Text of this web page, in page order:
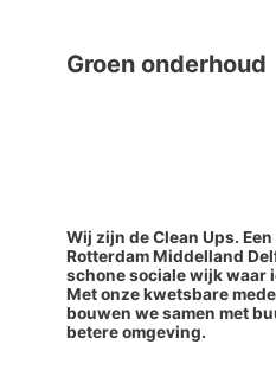
Groen onderhoud
Wij zijn de Clean Ups.
Rotterdam Middelland
schone sociale wijk waar
Met onze kwetsbare
bouwen we samen met
betere omgeving.